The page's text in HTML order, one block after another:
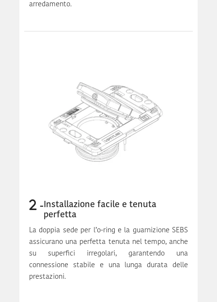
arredamento.
Installazione facile e tenuta
perfetta
La doppia sede per l’o-ring e la guarnizione SEBS
assicurano una perfetta tenuta nel tempo, anche
su superfici irregolari, garantendo una
connessione stabile e una lunga durata delle
prestazioni.